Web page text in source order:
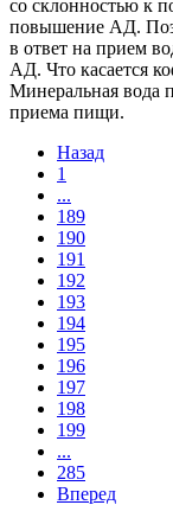
со склонностью к
повышение АД.
в ответ на прием
АД. Что касается
Минеральная вода
приема пищи.
Назад
1
...
189
190
191
192
193
194
195
196
197
198
199
...
285
Вперед